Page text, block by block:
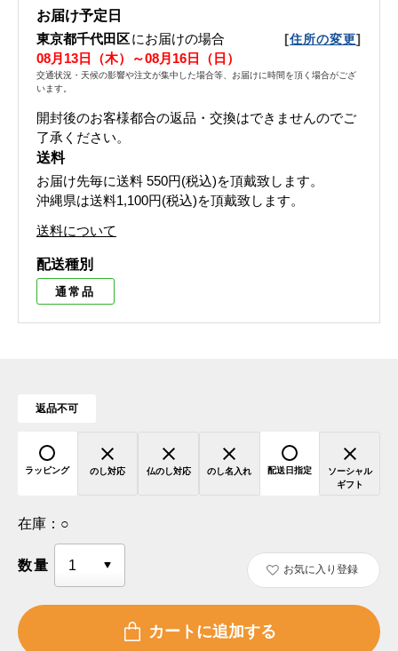
お届け予定日
東京都千代田区にお届けの場合 [住所の変更]
08月13日（木）～08月16日（日）
交通状況・天候の影響や注文が集中した場合等、お届けに時間を頂く場合がござ
います。
開封後のお客様都合の返品・交換はできませんのでご
了承ください。
送料
お届け先毎に送料 550円(税込)を頂戴致します。
沖縄県は送料1,100円(税込)を頂戴致します。
送料について
配送種別
通常品
返品不可
ラッピング のし対応 仏のし対応 のし名入れ 配送日指定
ソーシャル
ギフト
在庫： ○
数量 お気に入り登録